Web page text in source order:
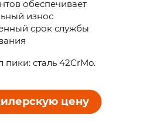
обеспечивает
износ
срок службы
пики: сталь 42CrMo.
цену